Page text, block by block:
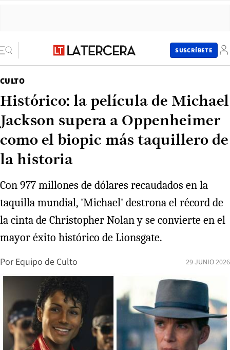
SUSCRÍBETE
CULTO
Histórico: la película de Michael
Jackson supera a Oppenheimer
como el biopic más taquillero de
la historia
Con 977 millones de dólares recaudados en la
taquilla mundial, 'Michael' destrona el récord de
la cinta de Christopher Nolan y se convierte en el
mayor éxito histórico de Lionsgate.
Por Equipo de Culto 29 JUNIO 2026